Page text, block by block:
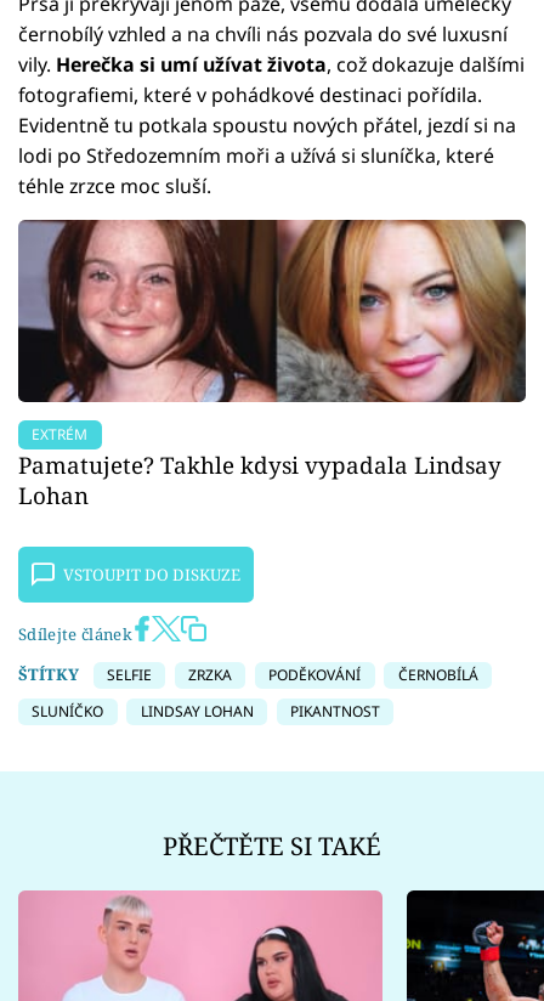
černobílý vzhled a na chvíli nás pozvala do své luxusní
vily. Herečka si umí užívat života, což dokazuje dalšími
fotografiemi, které v pohádkové destinaci pořídila.
Evidentně tu potkala spoustu nových přátel, jezdí si na
lodi po Středozemním moři a užívá si sluníčka, které
téhle zrzce moc sluší.
EXTRÉM
Pamatujete? Takhle kdysi vypadala Lindsay
Lohan
VSTOUPIT DO DISKUZE
Sdílejte článek
ŠTÍTKY
SELFIE ZRZKA PODĚKOVÁNÍ
ČERNOBÍLÁ
SLUNÍČKO
LINDSAY LOHAN PIKANTNOST
PŘEČTĚTE SI TAKÉ